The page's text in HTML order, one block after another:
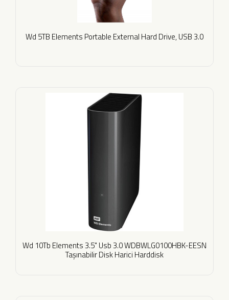
Wd 5TB Elements Portable External Hard Drive, USB 3.0
Wd 10Tb Elements 3.5" Usb 3.0 WDBWLG0100HBK-EESN
Taşınabilir Disk Harici Harddisk